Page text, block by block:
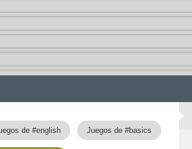
de #english Juegos de #basics